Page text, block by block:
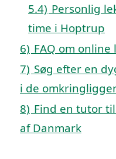
5.4) Personlig
time i Hoptrup
6) FAQ om
7) Søg efter en
i de
8) Find en tutor
af Danmark